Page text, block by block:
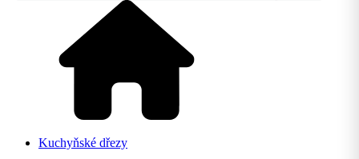
Kuchyňské dřezy